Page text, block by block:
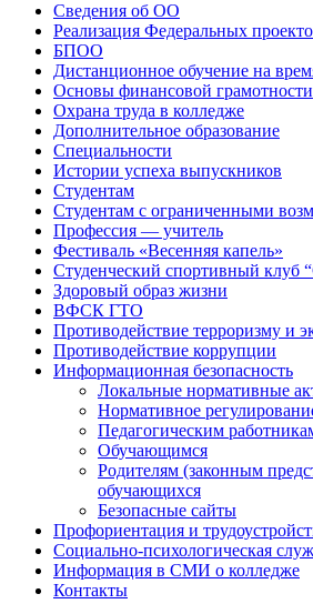
Сведения об ОО
Реализация Федеральных
БПОО
Дистанционное обучение на
Основы финансовой грамотности
Охрана труда в колледже
Дополнительное образование
Специальности
Истории успеха выпускников
Студентам
Студентам с ограниченными
Профессия — учитель
Фестиваль «Весенняя капель»
Студенческий спортивный
Здоровый образ жизни
ВФСК ГТО
Противодействие терроризму и
Противодействие коррупции
Информационная безопасность
Локальные нормативные
Нормативное
Педагогическим
Обучающимся
Родителям (законным
обучающихся
Безопасные сайты
Профориентация и
Социально-психологическая
Информация в СМИ о колледже
Контакты